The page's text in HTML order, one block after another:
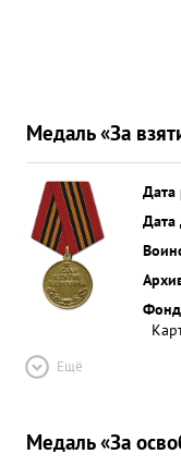
Медаль «За
Дата
Дата
Фонд
Ещё
Медаль «За